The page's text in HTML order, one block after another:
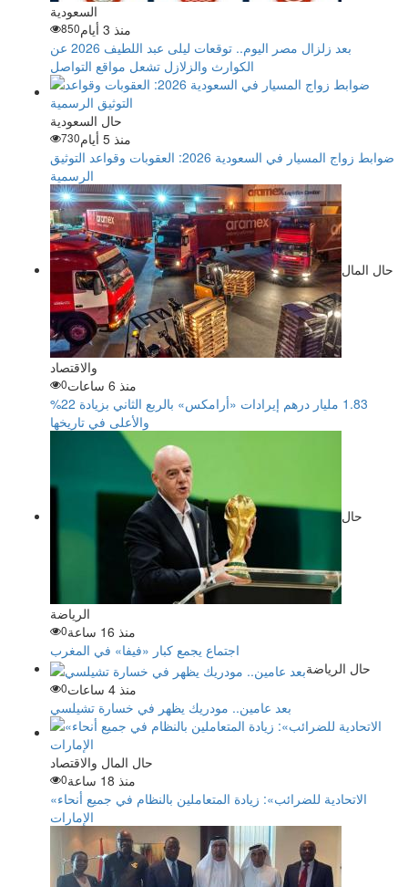
السعودية
منذ 3 أيام
850
بعد زلزال مصر اليوم.. توقعات ليلى عبد اللطيف 2026 عن
الكوارث والزلازل تشعل مواقع التواصل
حال السعودية
منذ 5 أيام
730
ضوابط زواج المسيار في السعودية 2026: العقوبات وقواعد التوثيق
الرسمية
حال المال
والاقتصاد
منذ 6 ساعات
0
‏1.83 مليار درهم إيرادات «أرامكس» بالربع الثاني بزيادة 22%
والأعلى في تاريخها
حال
الرياضة
منذ 16 ساعة
0
اجتماع يجمع كبار «فيفا» في المغرب
حال الرياضة
منذ 4 ساعات
0
بعد عامين.. مودريك يظهر في خسارة تشيلسي
حال المال والاقتصاد
منذ 18 ساعة
0
«الاتحادية للضرائب»: زيادة المتعاملين بالنظام في جميع أنحاء
الإمارات